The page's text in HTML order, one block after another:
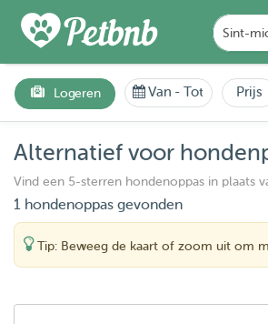
Logeren Van -Tot Prijs
Alternatief voor
Vind een 5-sterren hondenoppas in plaats
1 hondenoppas gevonden
Tip: Beweeg de kaart of zoom uit om